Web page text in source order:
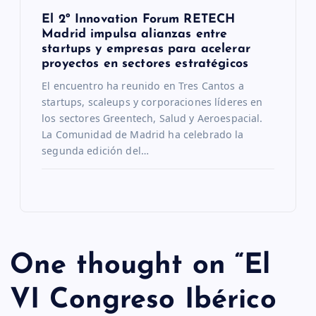
El 2º Innovation Forum RETECH
Madrid impulsa alianzas entre
startups y empresas para acelerar
proyectos en sectores estratégicos
El encuentro ha reunido en Tres Cantos a
startups, scaleups y corporaciones líderes en
los sectores Greentech, Salud y Aeroespacial.
La Comunidad de Madrid ha celebrado la
segunda edición del…
One thought on “El
VI Congreso Ibérico